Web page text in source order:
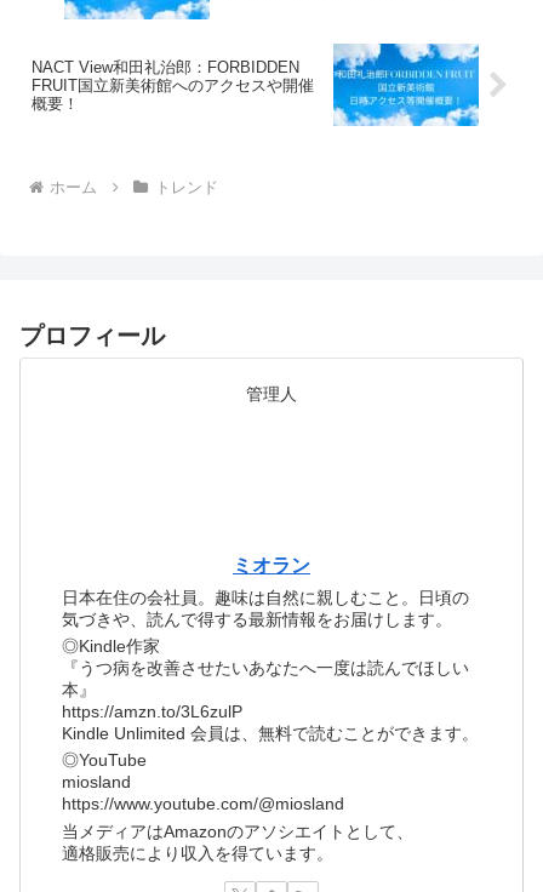
NACT View和田礼治郎：FORBIDDEN
FRUIT国立新美術館へのアクセスや開催
概要！
ホーム トレンド
プロフィール
管理人
ミオラン
日本在住の会社員。趣味は自然に親しむこと。日頃の
気づきや、読んで得する最新情報をお届けします。
◎Kindle作家
『うつ病を改善させたいあなたへ一度は読んでほしい
本』
https://amzn.to/3L6zulP
Kindle Unlimited 会員は、無料で読むことができます。
◎YouTube
miosland
https://www.youtube.com/@miosland
当メディアはAmazonのアソシエイトとして、
適格販売により収入を得ています。